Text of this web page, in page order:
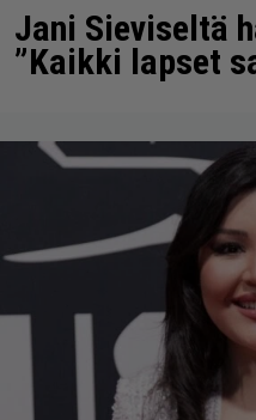
Jani Sieviseltä
”Kaikki lapset